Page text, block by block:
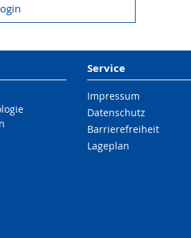
Service
Impressum
Datenschutz
Barrierefreiheit
Lageplan